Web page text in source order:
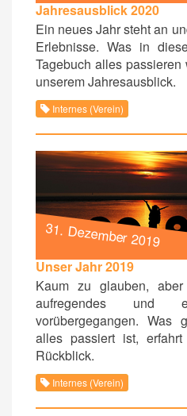
Jahresausblick 2020
Ein neues Jahr steht an
Erlebnisse. Was in
Tagebuch alles
unserem Jahresausblick.
Internes (Verein)
31. Dezember 2019
Unser Jahr 2019
Kaum zu glauben,
aufregendes und
vorübergegangen.
alles passiert ist,
Rückblick.
Internes (Verein)